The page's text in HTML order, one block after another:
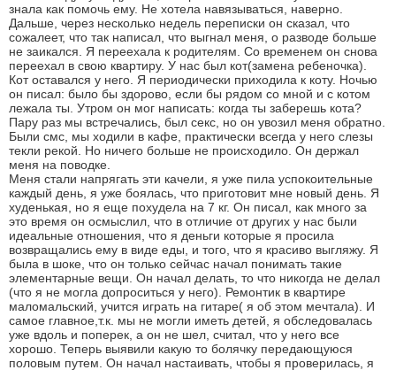
знала как помочь ему. Не хотела навязываться, наверно.
Дальше, через несколько недель переписки он сказал, что
сожалеет, что так написал, что выгнал меня, о разводе больше
не заикался. Я переехала к родителям. Со временем он снова
переехал в свою квартиру. У нас был кот(замена ребеночка).
Кот оставался у него. Я периодически приходила к коту. Ночью
он писал: было бы здорово, если бы рядом со мной и с котом
лежала ты. Утром он мог написать: когда ты заберешь кота?
Пару раз мы встречались, был секс, но он увозил меня обратно.
Были смс, мы ходили в кафе, практически всегда у него слезы
текли рекой. Но ничего больше не происходило. Он держал
меня на поводке.
Меня стали напрягать эти качели, я уже пила успокоительные
каждый день, я уже боялась, что приготовит мне новый день. Я
худенькая, но я еще похудела на 7 кг. Он писал, как много за
это время он осмыслил, что в отличие от других у нас были
идеальные отношения, что я деньги которые я просила
возвращались ему в виде еды, и того, что я красиво выгляжу. Я
была в шоке, что он только сейчас начал понимать такие
элементарные вещи. Он начал делать, то что никогда не делал
(что я не могла допроситься у него). Ремонтик в квартире
маломальский, учится играть на гитаре( я об этом мечтала). И
самое главное,т.к. мы не могли иметь детей, я обследовалась
уже вдоль и поперек, а он не шел, считал, что у него все
хорошо. Теперь выявили какую то болячку передающуюся
половым путем. Он начал настаивать, чтобы я проверилась, я